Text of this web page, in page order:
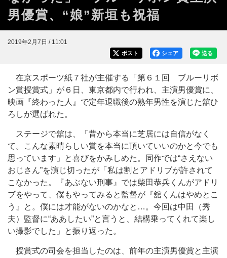
男優賞、“娘”新垣も祝福
2019年2月7日 / 11:01
送る
シェア
ポスト
在京スポーツ紙７社が主催する「第６１回 ブルーリボ
ン賞授賞式」が６日、東京都内で行われ、主演男優賞に、
映画『終わった人』で定年退職後の熟年男性を演じた舘ひ
ろしが選ばれた。
ステージで舘は、「昔から本当に芝居には自信がなく
て。こんな素晴らしい賞を本当に頂いていいのかと今でも
思っています」と喜びをかみしめた。同作では“さえない
おじさん”を演じ切ったが「私は割とアドリブが許されて
こなかった。『あぶない刑事』では柴田恭兵くんがアドリ
ブをやって、僕もやってみると監督が『舘くんはやめとこ
う』と。僕には才能がないのかなと…。今回は中田（秀
夫）監督に“ああしたい”と言うと、結構乗ってくれて楽し
い撮影でした」と振り返った。
授賞式の司会を担当したのは、前年の主演男優賞と主演